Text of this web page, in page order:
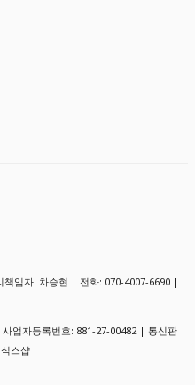
임자: 차승현 | 전화: 070-4007-6690 |
업자등록번호: 881-27-00482 | 통신판
스샵